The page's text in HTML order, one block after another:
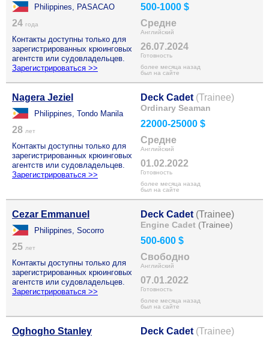
Philippines, PASACAO
24 года
Контакты доступны только для
зарегистрированных крюинговых
агентств или судовладельцев.
Зарегистрироваться >>
500-1000 $
Средне
Английский
26.07.2024
Готовность
более месяца назад
был на сайте
Nagera Jeziel
Philippines, Tondo Manila
28 лет
Контакты доступны только для
зарегистрированных крюинговых
агентств или судовладельцев.
Зарегистрироваться >>
Deck Cadet (Trainee)
Ordinary Seaman
22000-25000 $
Средне
Английский
01.02.2022
Готовность
более месяца назад
был на сайте
Cezar Emmanuel
Philippines, Socorro
25 лет
Контакты доступны только для
зарегистрированных крюинговых
агентств или судовладельцев.
Зарегистрироваться >>
Deck Cadet (Trainee)
Engine Cadet (Trainee)
500-600 $
Свободно
Английский
07.01.2022
Готовность
более месяца назад
был на сайте
Oghogho Stanley Deck Cadet (Trainee)